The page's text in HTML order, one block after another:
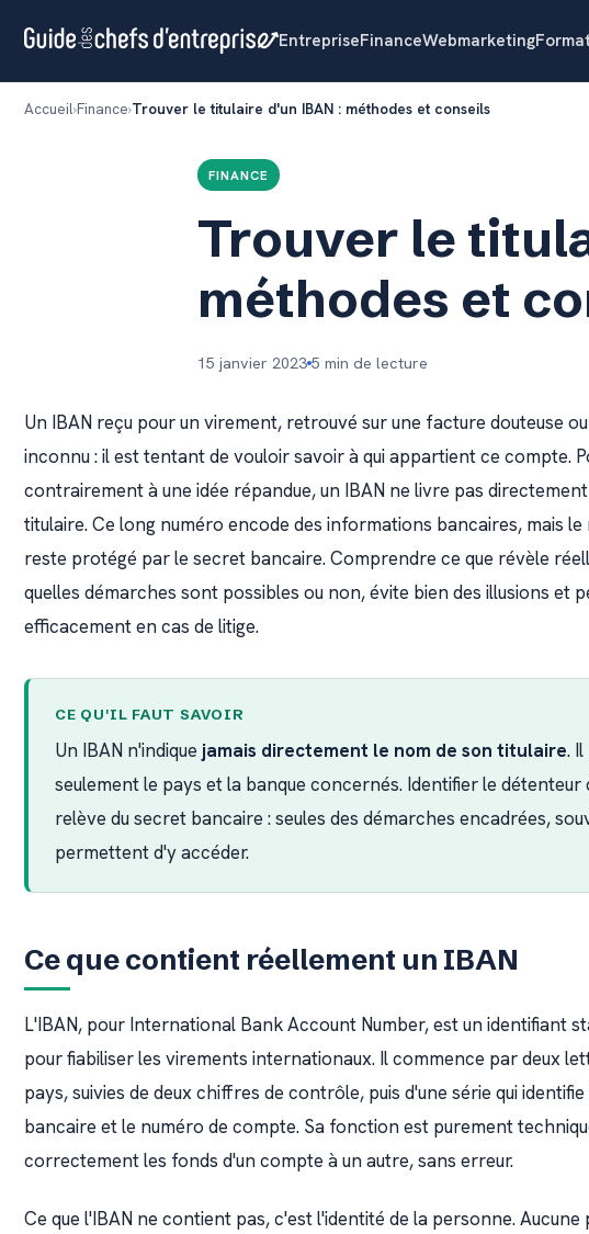
EntrepriseFinanceWebmarketing
Accueil Finance Trouver le titulaire d'un IBAN : méthodes et conseils
FINANCE
Trouver le
méthodes et
15 janvier 2023 5 min de lecture
Un IBAN reçu pour un virement, retrouvé sur une facture douteuse
inconnu : il est tentant de vouloir savoir à qui appartient ce compte.
contrairement à une idée répandue, un IBAN ne livre pas
titulaire. Ce long numéro encode des informations bancaires, mais
reste protégé par le secret bancaire. Comprendre ce que révèle
quelles démarches sont possibles ou non, évite bien des illusions et
efficacement en cas de litige.
CE QU'IL FAUT SAVOIR
Un IBAN n'indique jamais directement le nom de son titulaire.
seulement le pays et la banque concernés. Identifier le détenteur
relève du secret bancaire : seules des démarches encadrées,
permettent d'y accéder.
Ce que contient réellement un IBAN
L'IBAN, pour International Bank Account Number, est un identifiant
pour fiabiliser les virements internationaux. Il commence par deux
pays, suivies de deux chiffres de contrôle, puis d'une série qui
bancaire et le numéro de compte. Sa fonction est purement
correctement les fonds d'un compte à un autre, sans erreur.
Ce que l'IBAN ne contient pas, c'est l'identité de la personne. Aucune